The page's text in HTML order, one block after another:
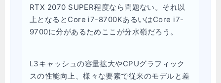
RTX 2070 SUPER程度なら問題ない。それ以
上となるとCore i7-8700KあるいはCore i7-
9700に分があるためここが分水嶺だろう。
L3キャッシュの容量拡大やCPUグラフィック
スの性能向上、様々な要素で従来のモデルと差